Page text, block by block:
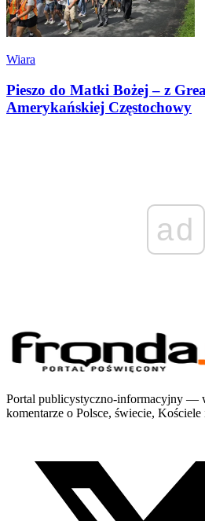
Wiara
Pieszo do Matki Bożej – z
Amerykańskiej Częstochowy
ad
Portal publicystyczno-informacyjny —
komentarze o Polsce, świecie,